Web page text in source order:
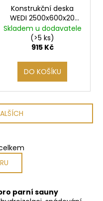
Konstrukční deska
WEDI 2500x600x20
mm, 1 ks
Skladem u dodavatele
(>5 ks)
915 Kč
DO KOŠÍKU
parní sauny